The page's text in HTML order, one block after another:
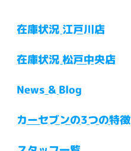
在庫状況 江戸川店
在庫状況 松戸中央店
News & Blog
カーセブンの3つの特徴